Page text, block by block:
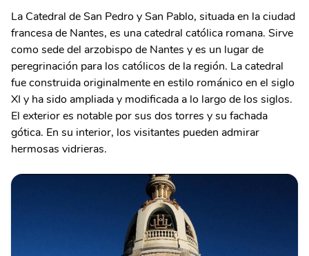
La Catedral de San Pedro y San Pablo, situada en la ciudad
francesa de Nantes, es una catedral católica romana. Sirve
como sede del arzobispo de Nantes y es un lugar de
peregrinación para los católicos de la región. La catedral
fue construida originalmente en estilo románico en el siglo
XI y ha sido ampliada y modificada a lo largo de los siglos.
El exterior es notable por sus dos torres y su fachada
gótica. En su interior, los visitantes pueden admirar
hermosas vidrieras.